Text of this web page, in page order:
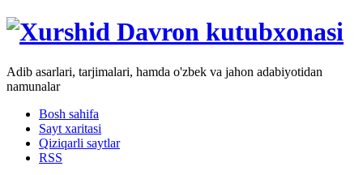
Adib asarlari, tarjimalari, hamda o'zbek va jahon adabiyotidan
namunalar
Bosh sahifa
Sayt xaritasi
Qiziqarli saytlar
RSS